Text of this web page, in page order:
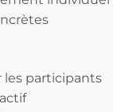
les participants